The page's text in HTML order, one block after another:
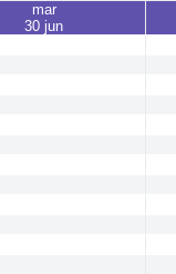
mar
30 jun